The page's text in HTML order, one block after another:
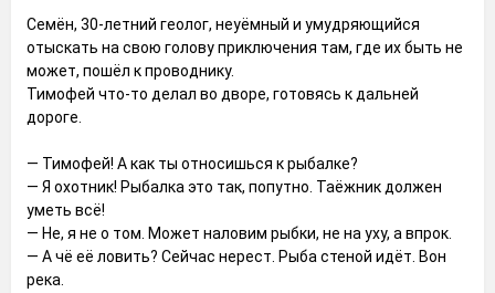
Семён, 30-летний геолог, неуёмный и умудряющийся
отыскать на свою голову приключения там, где их быть не
может, пошёл к проводнику.
Тимофей что-то делал во дворе, готовясь к дальней
дороге.
— Тимофей! А как ты относишься к рыбалке?
— Я охотник! Рыбалка это так, попутно. Таёжник должен
уметь всё!
— Не, я не о том. Может наловим рыбки, не на уху, а впрок.
— А чё её ловить? Сейчас нерест. Рыба стеной идёт. Вон
река.